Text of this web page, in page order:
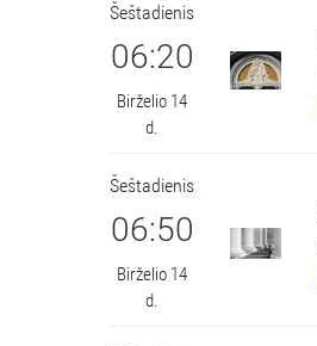
Šeštadienis
06:20
Birželio 14
d.
Šeštadienis
06:50
Birželio 14
d.